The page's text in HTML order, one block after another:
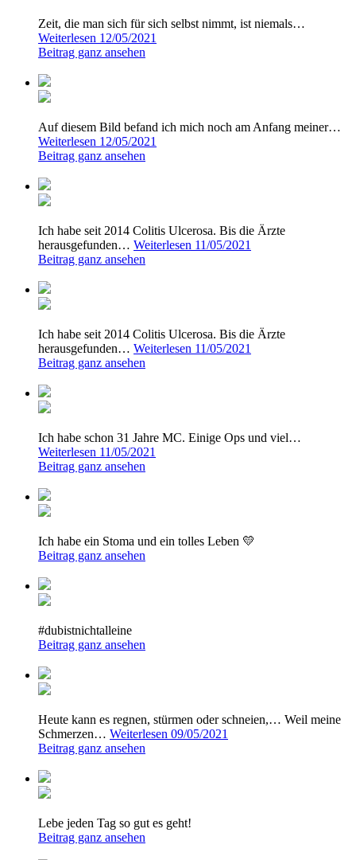
Zeit, die man sich für sich selbst nimmt, ist niemals…
Weiterlesen 12/05/2021
Beitrag ganz ansehen
Auf diesem Bild befand ich mich noch am Anfang meiner…
Weiterlesen 12/05/2021
Beitrag ganz ansehen
Ich habe seit 2014 Colitis Ulcerosa. Bis die Ärzte
herausgefunden… Weiterlesen 11/05/2021
Beitrag ganz ansehen
Ich habe seit 2014 Colitis Ulcerosa. Bis die Ärzte
herausgefunden… Weiterlesen 11/05/2021
Beitrag ganz ansehen
Ich habe schon 31 Jahre MC. Einige Ops und viel…
Weiterlesen 11/05/2021
Beitrag ganz ansehen
Ich habe ein Stoma und ein tolles Leben 💛
Beitrag ganz ansehen
#dubistnichtalleine
Beitrag ganz ansehen
Heute kann es regnen, stürmen oder schneien,… Weil meine
Schmerzen… Weiterlesen 09/05/2021
Beitrag ganz ansehen
Lebe jeden Tag so gut es geht!
Beitrag ganz ansehen